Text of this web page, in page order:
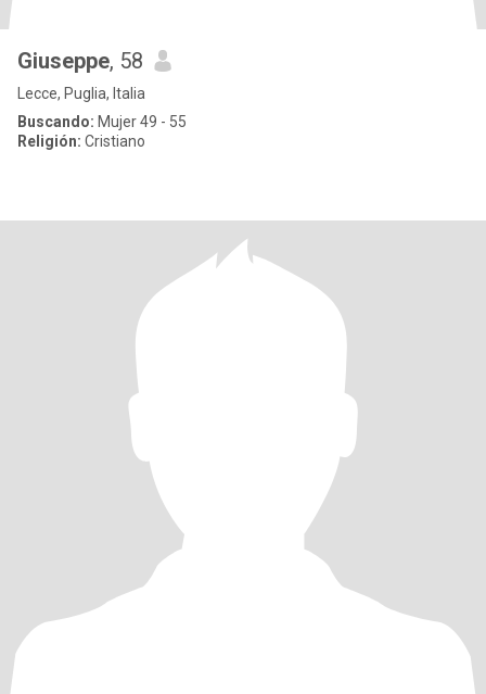
Giuseppe, 58
Lecce, Puglia, Italia
Buscando: Mujer 49 - 55
Religión: Cristiano